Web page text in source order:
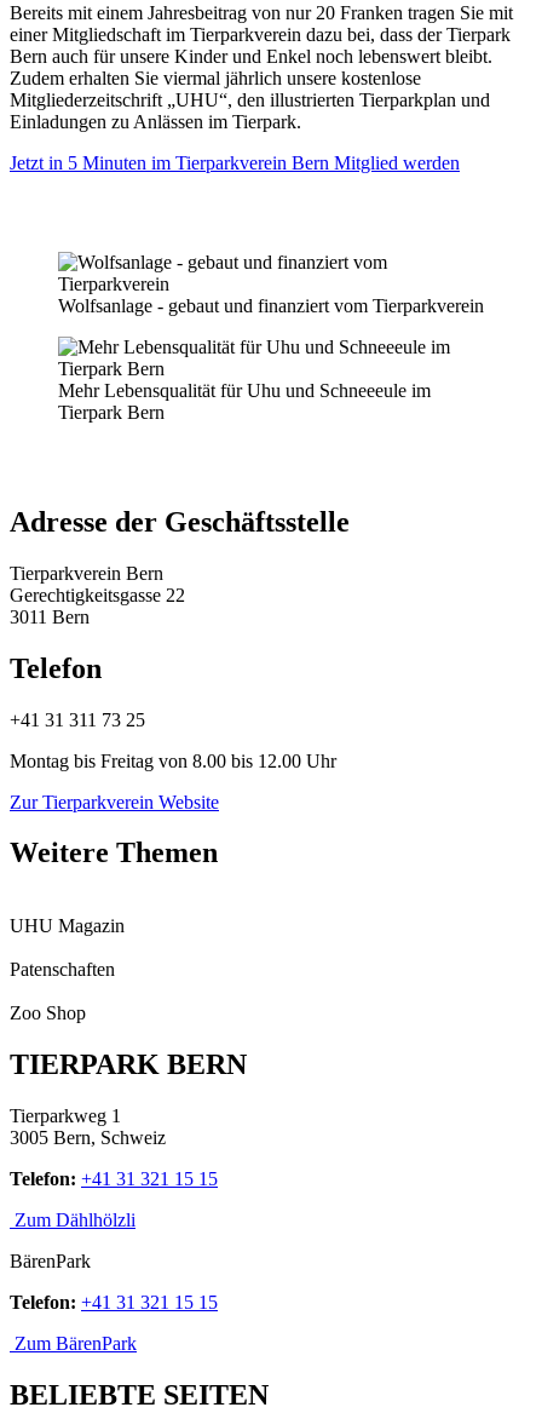
Bereits mit einem Jahresbeitrag von nur 20 Franken tragen Sie mit
einer Mitgliedschaft im Tierparkverein dazu bei, dass der Tierpark
Bern auch für unsere Kinder und Enkel noch lebenswert bleibt.
Zudem erhalten Sie viermal jährlich unsere kostenlose
Mitgliederzeitschrift „UHU“, den illustrierten Tierparkplan und
Einladungen zu Anlässen im Tierpark.
Jetzt in 5 Minuten im Tierparkverein Bern Mitglied werden
Wolfsanlage - gebaut und finanziert vom Tierparkverein
Mehr Lebensqualität für Uhu und Schneeeule im
Tierpark Bern
Adresse der Geschäftsstelle
Tierparkverein Bern
Gerechtigkeitsgasse 22
3011 Bern
Telefon
+41 31 311 73 25
Montag bis Freitag von 8.00 bis 12.00 Uhr
Zur Tierparkverein Website
Weitere Themen
UHU Magazin
Patenschaften
Zoo Shop
TIERPARK BERN
Tierparkweg 1
3005 Bern, Schweiz
Telefon: +41 31 321 15 15
Zum Dählhölzli
BärenPark
Telefon: +41 31 321 15 15
Zum BärenPark
BELIEBTE SEITEN